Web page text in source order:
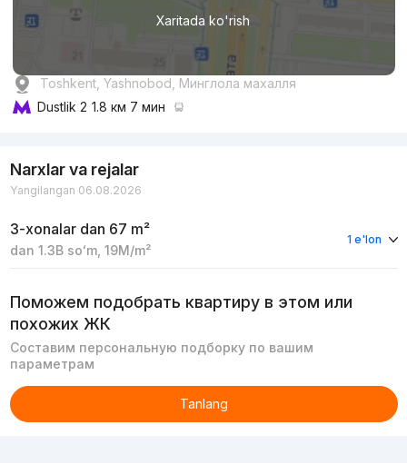
Xaritada ko'rish
Toshkent, Yashnobod, Минглола махалля
Dustlik 2 1.8 км 7 мин
Narxlar va rejalar
Yangilangan 06.08.2026
3-xonalar dan 67 m²
dan 1.3B soʻm, 19M/m²
1 e'lon
Поможем подобрать квартиру в этом или
похожих ЖК
Составим персональную подборку по вашим
параметрам
Tanlang